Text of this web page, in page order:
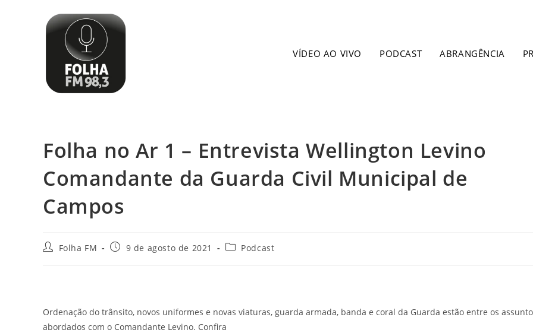
VÍDEO AO VIVO PODCAST ABRANGÊNCIA
Folha no Ar 1 – Entrevista Wellington Levino
Comandante da Guarda Civil Municipal de
Campos
Folha FM 9 de agosto de 2021 Podcast
Ordenação do trânsito, novos uniformes e novas viaturas, guarda armada, banda e coral da Guarda estão entre os
abordados com o Comandante Levino. Confira